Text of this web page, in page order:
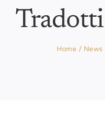
Home News